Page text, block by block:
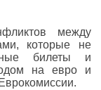
между
которые не
билеты и
на евро и